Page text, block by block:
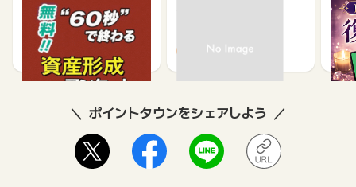
【無料・60秒で終わる】
資産形成に関するアンケ
ート
675 1,200 64
復
ケー
ポイントタウンをシェアしよう